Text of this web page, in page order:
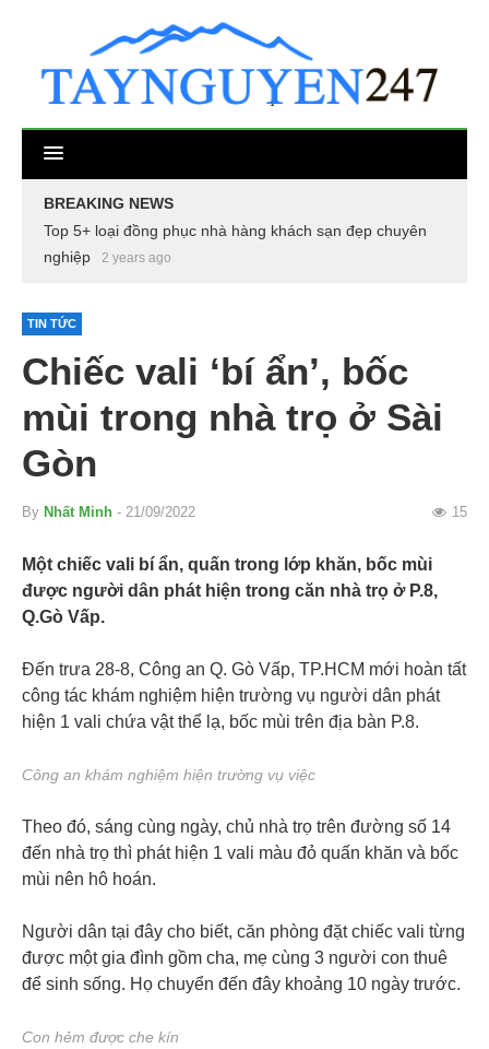
BREAKING NEWS
Top 5+ loại đồng phục nhà hàng khách sạn đẹp chuyên
nghiệp
2 years ago
TIN TỨC
Chiếc vali ‘bí ẩn’, bốc
mùi trong nhà trọ ở Sài
Gòn
By Nhất Minh - 21/09/2022 15
Một chiếc vali bí ẩn, quấn trong lớp khăn, bốc mùi
được người dân phát hiện trong căn nhà trọ ở P.8,
Q.Gò Vấp.
Đến trưa 28-8, Công an Q. Gò Vấp, TP.HCM mới hoàn tất
công tác khám nghiệm hiện trường vụ người dân phát
hiện 1 vali chứa vật thể lạ, bốc mùi trên địa bàn P.8.
Công an khám nghiệm hiện trường vụ việc
Theo đó, sáng cùng ngày, chủ nhà trọ trên đường số 14
đến nhà trọ thì phát hiện 1 vali màu đỏ quấn khăn và bốc
mùi nên hô hoán.
Người dân tại đây cho biết, căn phòng đặt chiếc vali từng
được một gia đình gồm cha, mẹ cùng 3 người con thuê
để sinh sống. Họ chuyển đến đây khoảng 10 ngày trước.
Con hẻm được che kín